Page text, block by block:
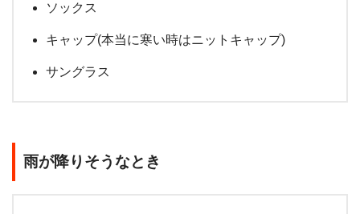
ソックス
キャップ(本当に寒い時はニットキャップ)
サングラス
雨が降りそうなとき